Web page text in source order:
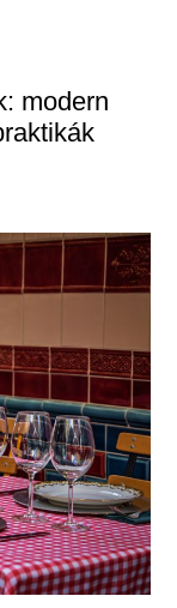
modern